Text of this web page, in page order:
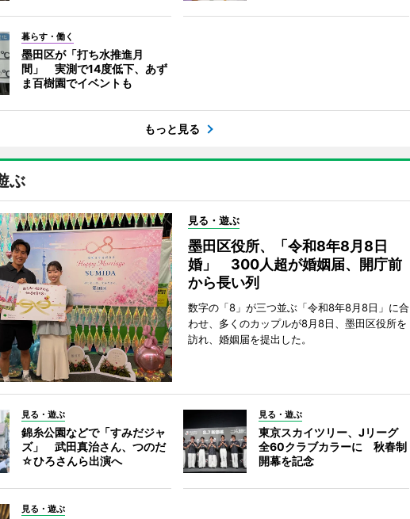
暮らす・働く
墨田区が「打ち水推進月
間」 実測で14度低下、あず
ま百樹園でイベントも
もっと見る
ぶ
見る・遊ぶ
墨田区役所、「令和8年8月8日
婚」 300人超が婚姻届、開庁前
から長い列
数字の「8」が三つ並ぶ「令和8年8月8日」に合
わせ、多くのカップルが8月8日、墨田区役所を
訪れ、婚姻届を提出した。
見る・遊ぶ
錦糸公園などで「すみだジャ
ズ」 武田真治さん、つのだ
☆ひろさんら出演へ
見る・遊ぶ
東京スカイツリー、Jリーグ
全60クラブカラーに 秋春制
開幕を記念
見る・遊ぶ